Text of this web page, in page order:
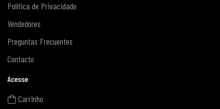
Política de Privacidade
Vendedores
Preguntas Frecuentes
Contacto
Acesse
Carrinho